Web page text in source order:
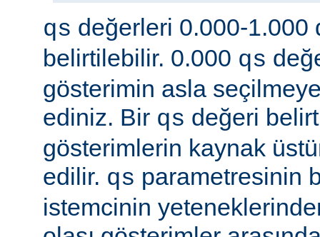
qs değerleri 0.000-1.000
belirtilebilir. 0.000 qs
gösterimin asla
ediniz. Bir qs değeri
gösterimlerin kaynak
edilir. qs parametresinin
istemcinin